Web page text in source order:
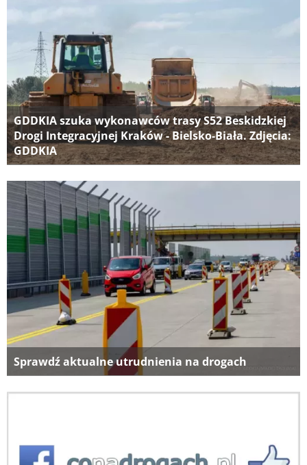
GDDKIA szuka wykonawców trasy S52 Beskidzkiej
Drogi Integracyjnej Kraków - Bielsko-Biała. Zdjęcia:
GDDKIA
Sprawdź aktualne utrudnienia na drogach